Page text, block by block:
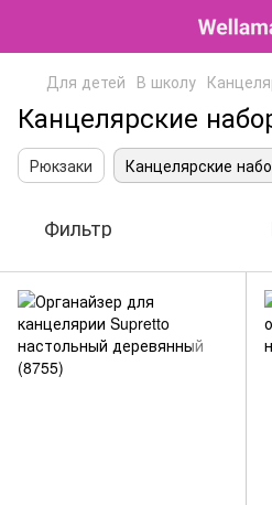
Для детей В школу
Канцелярские
Рюкзаки Канцелярские
Фильтр